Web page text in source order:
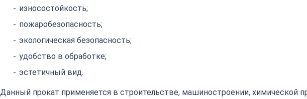
износостойкость;
пожаробезопасность;
экологическая безопасность;
удобство в обработке;
эстетичный вид.
Данный прокат применяется в строительстве, машиностроении, химической